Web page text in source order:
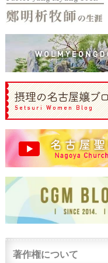
著作権について